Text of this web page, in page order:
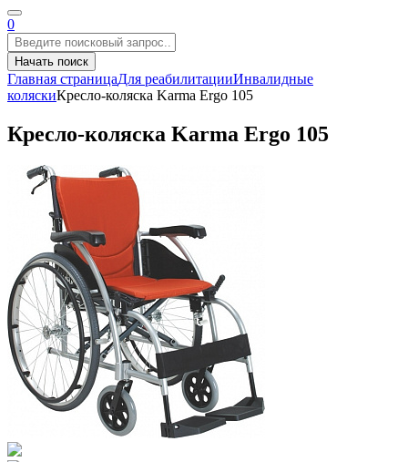
0
Начать поиск
Главная страницаДля реабилитацииИнвалидные
коляскиКресло-коляска Karma Ergo 105
Кресло-коляска Karma Ergo 105